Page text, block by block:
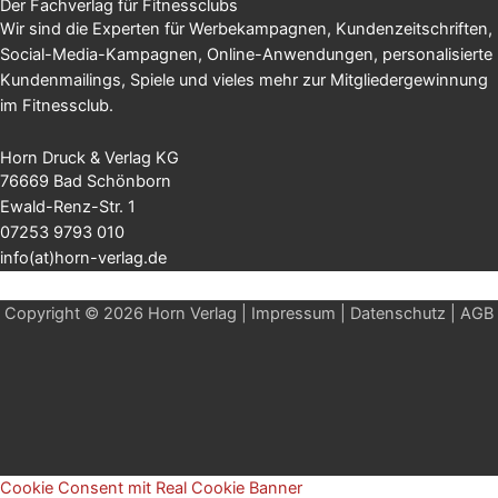
Der Fachverlag für Fitnessclubs
Wir sind die Experten für Werbekampagnen, Kundenzeitschriften,
Social-Media-Kampagnen, Online-Anwendungen, personalisierte
Kundenmailings, Spiele und vieles mehr zur Mitgliedergewinnung
im Fitnessclub.
Horn Druck & Verlag KG
76669 Bad Schönborn
Ewald-Renz-Str. 1
07253 9793 010
info(at)horn-verlag.de
Copyright © 2026 Horn Verlag | Impressum Datenschutz AGB
Cookie Consent mit Real Cookie Banner